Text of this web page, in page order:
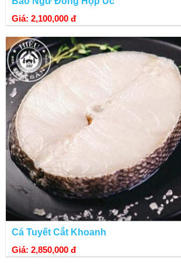
Giá: 2,100,000 đ
Cá Tuyết Cắt Khoanh
Giá: 2,850,000 đ